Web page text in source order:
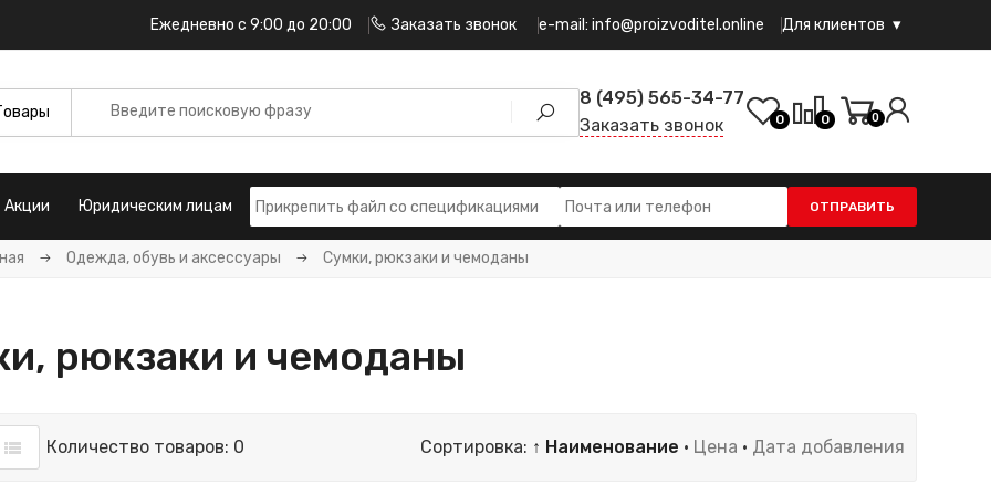
Ежедневно с 9:00 до 20:00 Заказать звонок e-mail: info@proizvoditel.online Для клиентов
8 (495) 565-34-77
Заказать звонок
0 0 0
Акции Юридическим лицам ОТПРАВИТЬ
Одежда, обувь и аксессуары Сумки, рюкзаки и чемоданы
рюкзаки и чемоданы
Количество товаров: 0 Сортировка: ↑ Наименование · Цена · Дата добавления